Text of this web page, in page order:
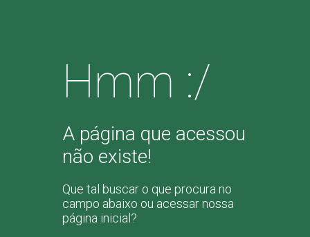
Hmm :/
A página que acessou
não existe!
Que tal buscar o que procura no
campo abaixo ou acessar nossa
página inicial?